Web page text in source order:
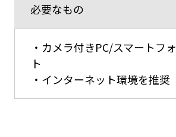
必要なもの
・カメラ付きPC/スマートフ
ト
・インターネット環境を推奨